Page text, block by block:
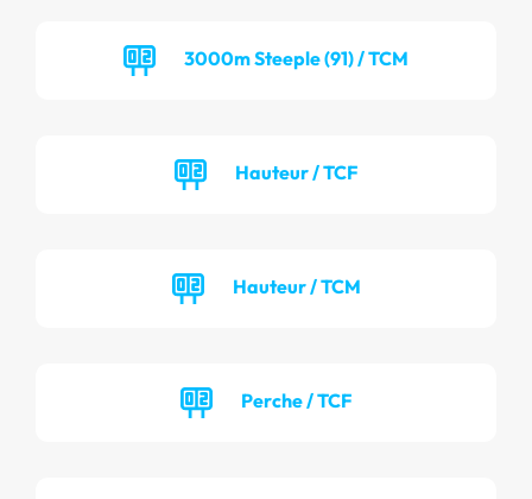
3000m Steeple (91) / TCM
Hauteur / TCF
Hauteur / TCM
Perche / TCF